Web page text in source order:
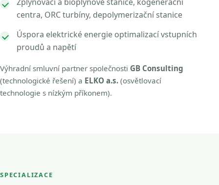
centra, ORC turbíny, depolymerizační stanice
Úspora elektrické energie optimalizací vstupních
proudů a napětí
Výhradní smluvní partner společnosti GB Consulting
(technologické řešení) a ELKO a.s. (osvětlovací
technologie s nízkým příkonem).
SPECIALIZACE